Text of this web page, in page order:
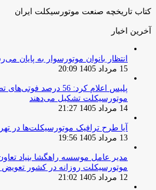
کتاب تاریخچه صنعت موتورسیکلت ایران
آخرین اخبار
انتظار بانوان موتورسوار به پایان
15 مرداد 1405 20:09
پلیس اعلام کرد: 56 درصد
موتورسیکلت تشکیل می‌دهند
14 مرداد 1405 21:27
آیا طرح ترافیک موتورسیکلت‌ها در
13 مرداد 1405 19:56
مدیر عامل موسسه راهگشا بنیاد
موتورسیکلت روزانه در کشور
12 مرداد 1405 21:02